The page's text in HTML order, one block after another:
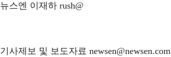
뉴스엔 이재하 rush@
기사제보 및 보도자료 newsen@newsen.com